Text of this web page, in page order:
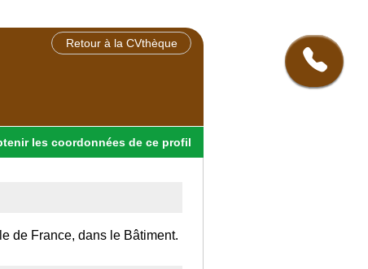
Retour à la CVthèque
les coordonnées de ce profil
de France, dans le Bâtiment.